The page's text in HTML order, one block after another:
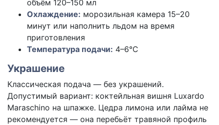
объём 120–150 мл
Охлаждение: морозильная камера 15–20
минут или наполнить льдом на время
приготовления
Температура подачи: 4–6°C
Украшение
Классическая подача — без украшений.
Допустимый вариант: коктейльная вишня Luxardo
Maraschino на шпажке. Цедра лимона или лайма не
рекомендуется — она перебьёт травяной профиль